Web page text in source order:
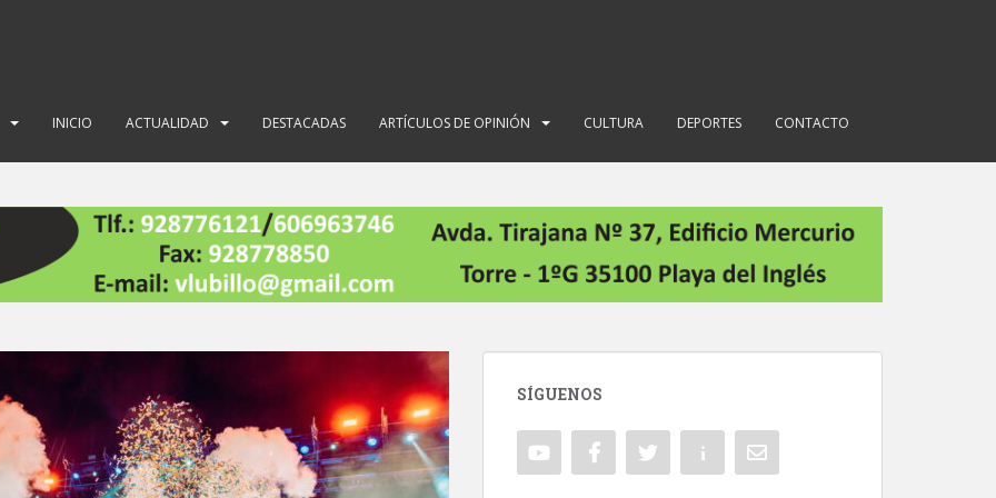
INICIO ACTUALIDAD DESTACADAS ARTÍCULOS DE OPINIÓN CULTURA DEPORTES CONTACTO
SÍGUENOS